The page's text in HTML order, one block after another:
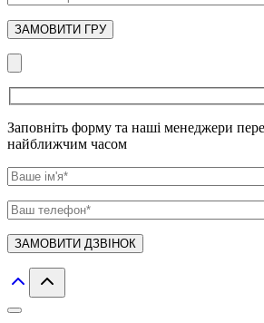
Заповніть форму та наші менеджери
найближчим часом